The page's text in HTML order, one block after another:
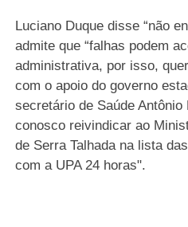
Luciano Duque disse “não
admite que “falhas podem
administrativa, por isso,
com o apoio do governo
secretário de Saúde
conosco reivindicar ao
de Serra Talhada na lista
com a UPA 24 horas".